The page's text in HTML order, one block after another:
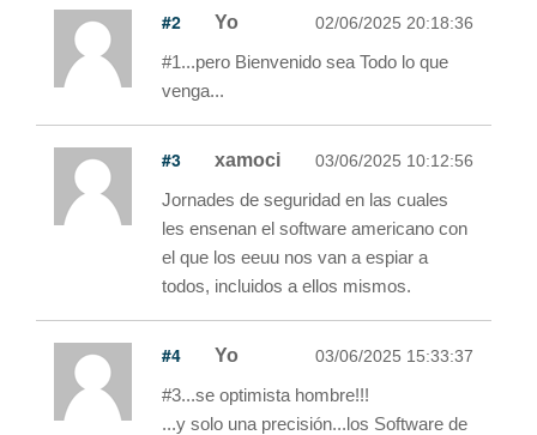
#2 Yo 02/06/2025 20:18:36
#1...pero Bienvenido sea Todo lo que
venga...
#3 xamoci 03/06/2025 10:12:56
Jornades de seguridad en las cuales
les ensenan el software americano con
el que los eeuu nos van a espiar a
todos, incluidos a ellos mismos.
#4 Yo 03/06/2025 15:33:37
#3...se optimista hombre!!!
...y solo una precisión...los Software de